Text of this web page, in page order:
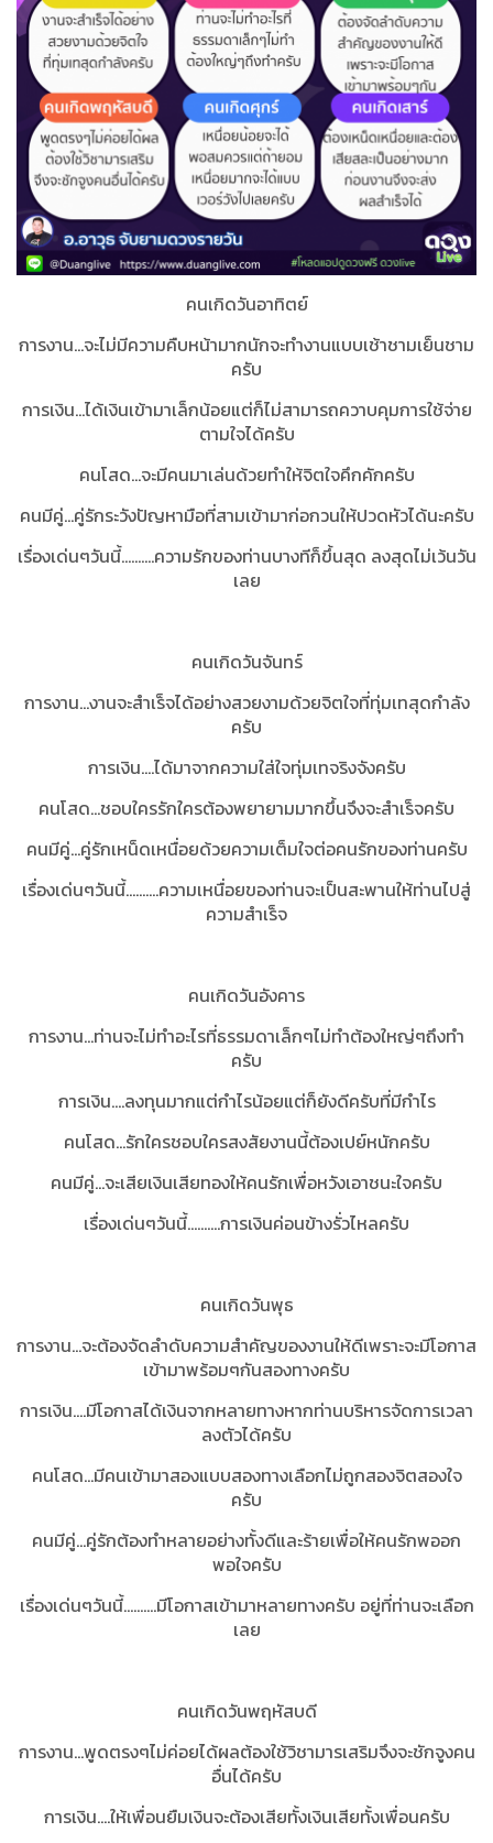
คนเกิดวันอาทิตย์
การงาน...จะไม่มีความคืบหน้ามากนักจะทำงานแบบเช้าชามเย็นชาม
ครับ
การเงิน...ได้เงินเข้ามาเล็กน้อยแต่ก็ไม่สามารถควาบคุมการใช้จ่าย
ตามใจได้ครับ
คนโสด...จะมีคนมาเล่นด้วยทำให้จิตใจคึกคักครับ
คนมีคู่...คู่รักระวังปัญหามือที่สามเข้ามาก่อกวนให้ปวดหัวได้นะครับ
เรื่องเด่นๆวันนี้..........ความรักของท่านบางทีก็ขึ้นสุด ลงสุดไม่เว้นวัน
เลย
คนเกิดวันจันทร์
การงาน...งานจะสำเร็จได้อย่างสวยงามด้วยจิตใจที่ทุ่มเทสุดกำลัง
ครับ
การเงิน....ได้มาจากความใส่ใจทุ่มเทจริงจังครับ
คนโสด...ชอบใครรักใครต้องพยายามมากขึ้นจึงจะสำเร็จครับ
คนมีคู่...คู่รักเหน็ดเหนื่อยด้วยความเต็มใจต่อคนรักของท่านครับ
เรื่องเด่นๆวันนี้..........ความเหนื่อยของท่านจะเป็นสะพานให้ท่านไปสู่
ความสำเร็จ
คนเกิดวันอังคาร
การงาน...ท่านจะไม่ทำอะไรที่ธรรมดาเล็กๆไม่ทำต้องใหญ่ๆถึงทำ
ครับ
การเงิน....ลงทุนมากแต่กำไรน้อยแต่ก็ยังดีครับที่มีกำไร
คนโสด...รักใครชอบใครสงสัยงานนี้ต้องเปย์หนักครับ
คนมีคู่...จะเสียเงินเสียทองให้คนรักเพื่อหวังเอาชนะใจครับ
เรื่องเด่นๆวันนี้..........การเงินค่อนข้างรั่วไหลครับ
คนเกิดวันพุธ
การงาน...จะต้องจัดลำดับความสำคัญของงานให้ดีเพราะจะมีโอกาส
เข้ามาพร้อมๆกันสองทางครับ
การเงิน....มีโอกาสได้เงินจากหลายทางหากท่านบริหารจัดการเวลา
ลงตัวได้ครับ
คนโสด...มีคนเข้ามาสองแบบสองทางเลือกไม่ถูกสองจิตสองใจ
ครับ
คนมีคู่...คู่รักต้องทำหลายอย่างทั้งดีและร้ายเพื่อให้คนรักพออก
พอใจครับ
เรื่องเด่นๆวันนี้..........มีโอกาสเข้ามาหลายทางครับ อยู่ที่ท่านจะเลือก
เลย
คนเกิดวันพฤหัสบดี
การงาน...พูดตรงๆไม่ค่อยได้ผลต้องใช้วิชามารเสริมจึงจะชักจูงคน
อื่นได้ครับ
การเงิน....ให้เพื่อนยืมเงินจะต้องเสียทั้งเงินเสียทั้งเพื่อนครับ